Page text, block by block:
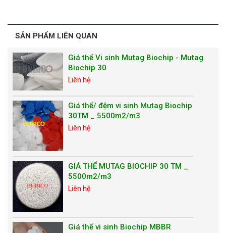
SẢN PHẨM LIÊN QUAN
Giá thể Vi sinh Mutag Biochip - Mutag
Biochip 30
Liên hệ
Giá thể/ đệm vi sinh Mutag Biochip
30TM _ 5500m2/m3
Liên hệ
GIÁ THỂ MUTAG BIOCHIP 30 TM _
5500m2/m3
Liên hệ
Giá thể vi sinh Biochip MBBR